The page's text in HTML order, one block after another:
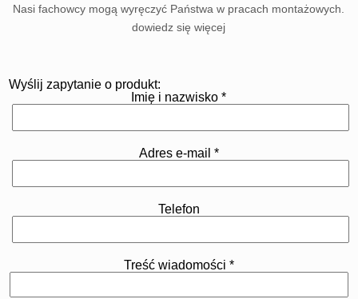
Nasi fachowcy mogą wyręczyć Państwa w pracach montażowych.
dowiedz się więcej
Wyślij zapytanie o produkt:
Imię i nazwisko *
Adres e-mail *
Telefon
Treść wiadomości *